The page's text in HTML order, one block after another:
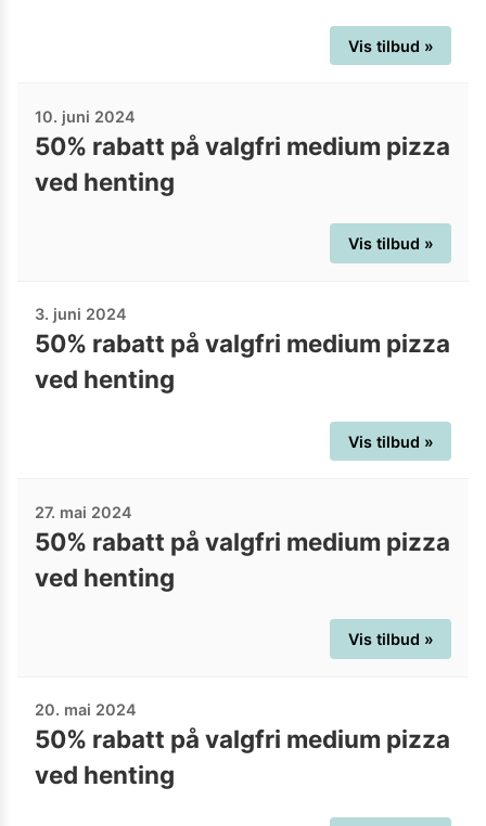
Vis tilbud »
10. juni 2024
50% rabatt på valgfri medium pizza
ved henting
Vis tilbud »
3. juni 2024
50% rabatt på valgfri medium pizza
ved henting
Vis tilbud »
27. mai 2024
50% rabatt på valgfri medium pizza
ved henting
Vis tilbud »
20. mai 2024
50% rabatt på valgfri medium pizza
ved henting